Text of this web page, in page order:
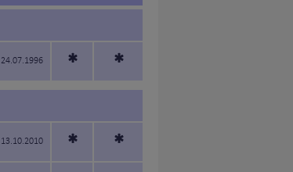
24.07.1996 * *
13.10.2010 * *